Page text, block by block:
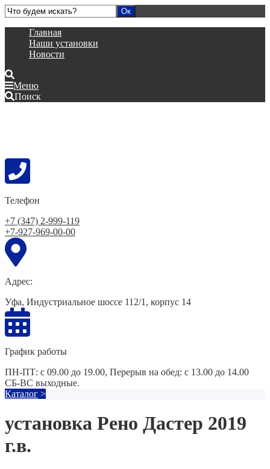
Главная
Наши установки
Новости
Меню
Поиск
Телефон
+7 (347) 2-999-119
+7-927-969-00-00
Адрес:
Уфа, Индустриальное шоссе 112/1, корпус 14
График работы
ПН-ПТ: с 09.00 до 19.00, Перерыв на обед: с 13.00 до 14.00
СБ-ВС выходные.
Каталог >
установка Рено Дастер 2019
г.в.